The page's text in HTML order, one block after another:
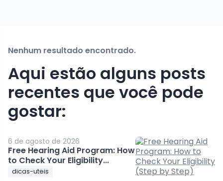
Nenhum resultado encontrado.
Aqui estão alguns posts
recentes que você pode
gostar:
6 de agosto de 2026
Free Hearing Aid Program: How
to Check Your Eligibility...
dicas-uteis